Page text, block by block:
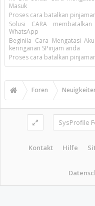
Masuk
Proses cara batalkan
Solusi CARA
WhatsApp
Beginila Cara Mengatasi
keringanan SPinjam anda
Proses cara batalkan
Foren
SysProfile
Kontakt Hilfe